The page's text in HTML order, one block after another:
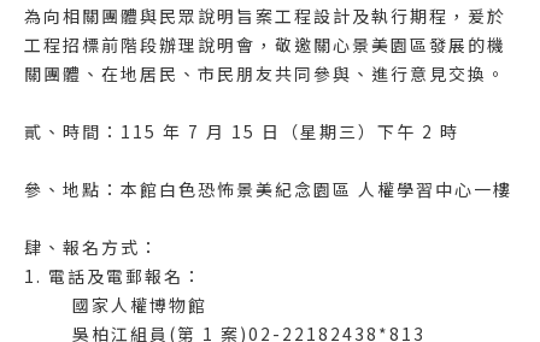
為向相關團體與民眾說明旨案工程設計及執行期程，爰於
工程招標前階段辦理說明會，敬邀關心景美園區發展的機
關團體、在地居民、市民朋友共同參與、進行意見交換。
貳、時間：115 年 7 月 15 日（星期三）下午 2 時
參、地點：本館白色恐怖景美紀念園區 人權學習中心一樓
肆、報名方式：
1. 電話及電郵報名：
國家人權博物館
吳柏江組員(第 1 案)02-22182438*813